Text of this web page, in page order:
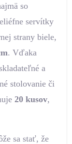
so
servítky
strany biele,
. Vďaka
a
stolovanie či
20 kusov,
sa stať, že